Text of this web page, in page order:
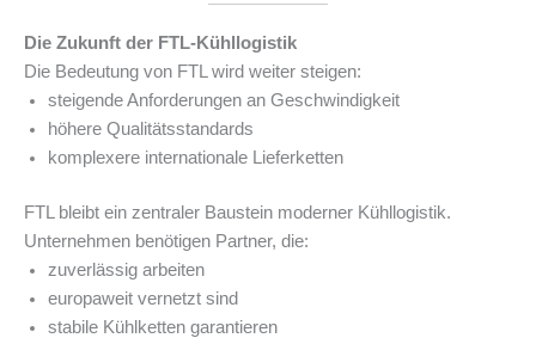
Die Zukunft der FTL-Kühllogistik
Die Bedeutung von FTL wird weiter steigen:
steigende Anforderungen an Geschwindigkeit
höhere Qualitätsstandards
komplexere internationale Lieferketten
FTL bleibt ein zentraler Baustein moderner Kühllogistik.
Unternehmen benötigen Partner, die:
zuverlässig arbeiten
europaweit vernetzt sind
stabile Kühlketten garantieren